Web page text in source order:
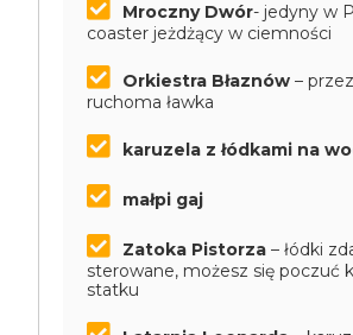
Mroczny Dwór- jedyny w
coaster jeżdżący w ciemności
Orkiestra Błaznów –
ruchoma ławka
karuzela z łódkami na
małpi gaj
Zatoka Pistorza – łódki
sterowane, możesz się poczuć
statku